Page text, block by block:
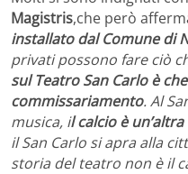
Magistris,che però
installato dal Comune di
privati possono fare ciò
sul Teatro San Carlo è
commissariamento. Al
musica, il calcio è un’altra
il San Carlo si apra alla
storia del teatro non è il